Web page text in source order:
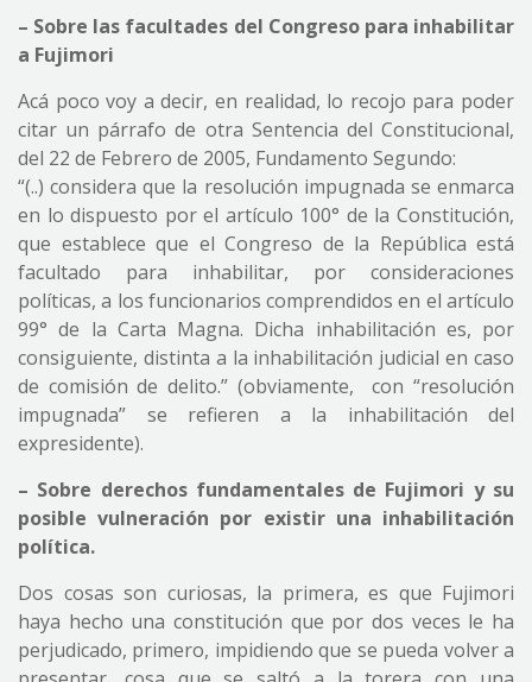
– Sobre las facultades del Congreso para inhabilitar
a Fujimori
Acá poco voy a decir, en realidad, lo recojo para poder
citar un párrafo de otra Sentencia del Constitucional,
del 22 de Febrero de 2005, Fundamento Segundo:
“(..) considera que la resolución impugnada se enmarca
en lo dispuesto por el artículo 100° de la Constitución,
que establece que el Congreso de la República está
facultado para inhabilitar, por consideraciones
políticas, a los funcionarios comprendidos en el artículo
99° de la Carta Magna. Dicha inhabilitación es, por
consiguiente, distinta a la inhabilitación judicial en caso
de comisión de delito.” (obviamente, con “resolución
impugnada” se refieren a la inhabilitación del
expresidente).
– Sobre derechos fundamentales de Fujimori y su
posible vulneración por existir una inhabilitación
política.
Dos cosas son curiosas, la primera, es que Fujimori
haya hecho una constitución que por dos veces le ha
perjudicado, primero, impidiendo que se pueda volver a